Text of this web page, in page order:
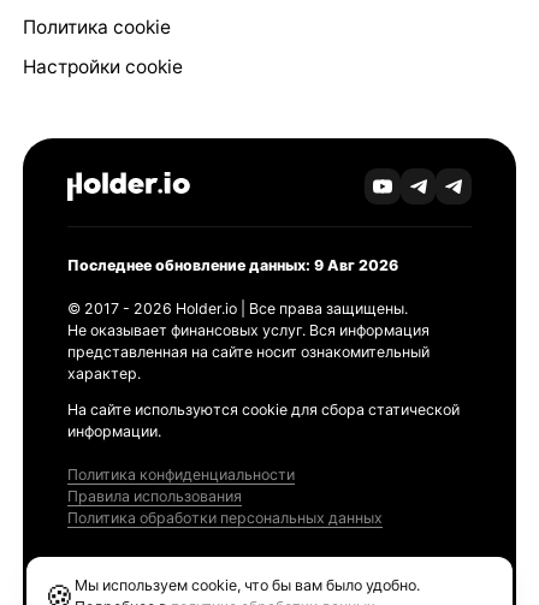
Политика cookie
Настройки cookie
Последнее обновление данных: 9 Авг 2026
© 2017 - 2026 Holder.io | Все права защищены.
Не оказывает финансовых услуг. Вся информация
представленная на сайте носит ознакомительный
характер.
На сайте используются cookie для сбора статической
информации.
Политика конфиденциальности
Правила использования
Политика обработки персональных данных
🍪 Мы используем cookie, что бы вам было удобно.